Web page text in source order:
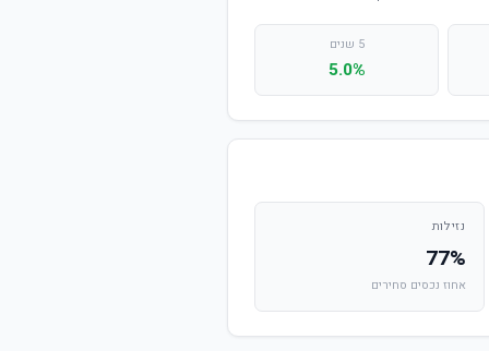
5 שנים
5.0%
נזילות
77%
אחוז נכסים סחירים